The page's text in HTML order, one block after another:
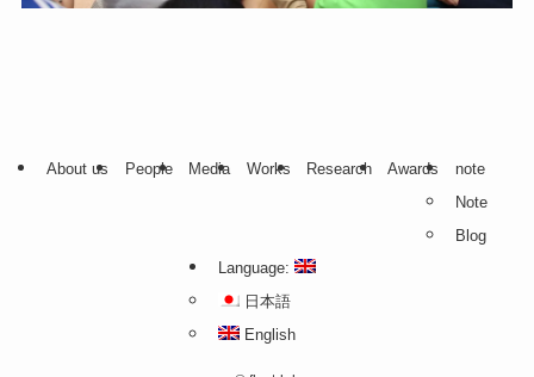
About us People Media Works Research Awards
note
Note
Blog
Language:
日本語
English